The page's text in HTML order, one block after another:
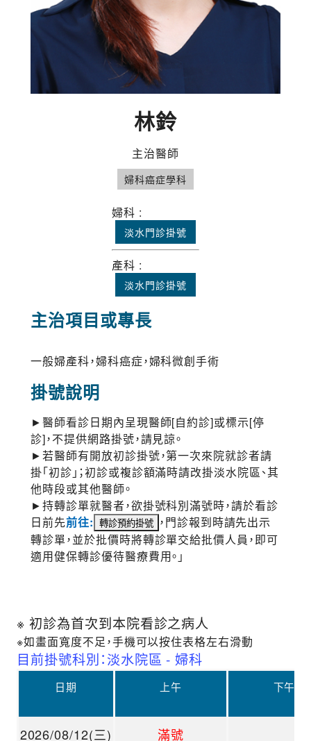
林鈴
主治醫師
婦科癌症學科
婦科 :
淡水門診掛號
產科 :
淡水門診掛號
主治項目或專長
一般婦產科，婦科癌症，婦科微創手術
掛號說明
►醫師看診日期內呈現醫師[自約診]或標示[停
診]，不提供網路掛號，請見諒。
►若醫師有開放初診掛號，第一次來院就診者請
掛「初診」；初診或複診額滿時請改掛淡水院區、其
他時段或其他醫師。
►持轉診單就醫者，欲掛號科別滿號時，請於看診
日前先前往:
，門診報到時請先出示
轉診單，並於批價時將轉診單交給批價人員，即可
適用健保轉診優待醫療費用。」
※ 初診為首次到本院看診之病人
※如畫面寬度不足，手機可以按住表格左右滑動
目前掛號科別：淡水院區 - 婦科
日期 上午 下午
2026/08/12(三) 滿號